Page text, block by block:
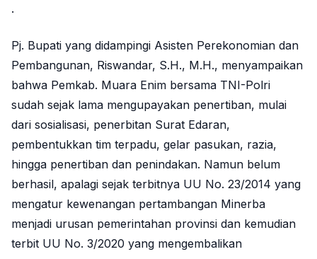
.
Pj. Bupati yang didampingi Asisten Perekonomian dan
Pembangunan, Riswandar, S.H., M.H., menyampaikan
bahwa Pemkab. Muara Enim bersama TNI-Polri
sudah sejak lama mengupayakan penertiban, mulai
dari sosialisasi, penerbitan Surat Edaran,
pembentukkan tim terpadu, gelar pasukan, razia,
hingga penertiban dan penindakan. Namun belum
berhasil, apalagi sejak terbitnya UU No. 23/2014 yang
mengatur kewenangan pertambangan Minerba
menjadi urusan pemerintahan provinsi dan kemudian
terbit UU No. 3/2020 yang mengembalikan